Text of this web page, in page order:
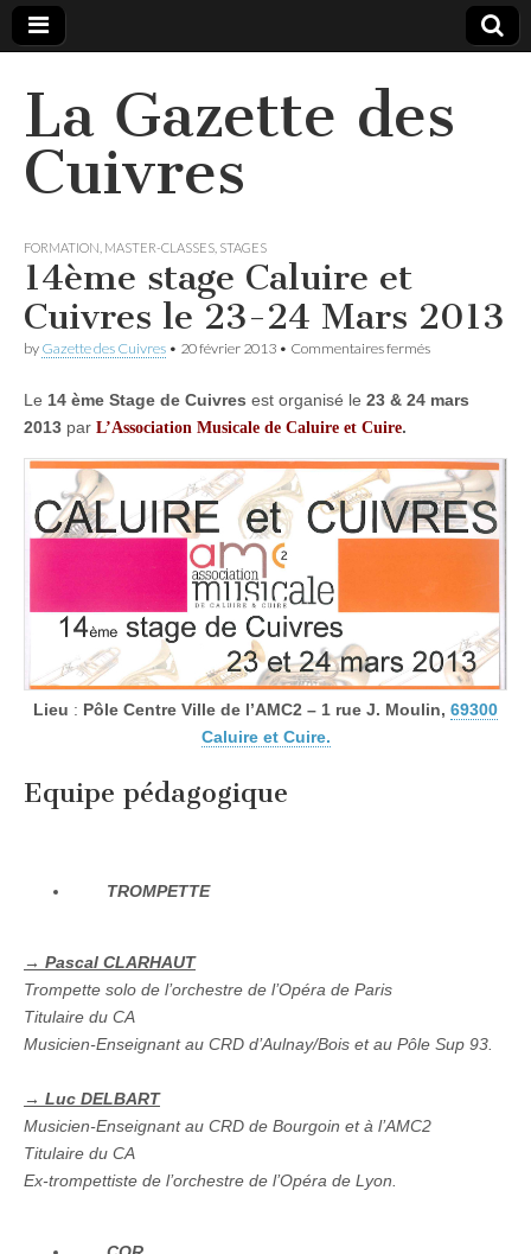
La Gazette des
Cuivres
FORMATION MASTER-CLASSES STAGES
14ème stage Caluire et
Cuivres le 23-24 Mars 2013
by Gazette des Cuivres • 20 février 2013 • Commentaires ferméssur
Caluire
le
23-
24
Mars
2013
Le 14 ème Stage de Cuivres est organisé le 23 & 24 mars
2013 par L’Association Musicale de Caluire et Cuire.
Lieu : Pôle Centre Ville de l’AMC2 – 1 rue J. Moulin, 69300
Caluire et Cuire.
Equipe pédagogique
TROMPETTE
→ Pascal CLARHAUT
Trompette solo de l’orchestre de l’Opéra de Paris
Titulaire du CA
Musicien-Enseignant au CRD d’Aulnay/Bois et au Pôle Sup 93.
→ Luc DELBART
Musicien-Enseignant au CRD de Bourgoin et à l’AMC2
Titulaire du CA
Ex-trompettiste de l’orchestre de l’Opéra de Lyon.